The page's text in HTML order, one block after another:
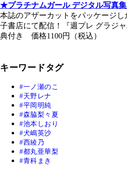
★プラチナムガール デジタル写真集
本誌のアザーカットをパッケージ
子書店にて配信！『週プレ グラジ
典付き 価格1100円（税込）
キーワードタグ
一ノ瀬のこ
天野レナ
平岡明純
森脇梨々夏
池本しおり
犬嶋英沙
西綾乃
都丸亜華梨
青科まき